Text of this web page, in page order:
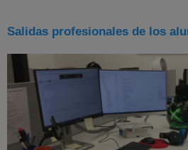
Salidas profesionales de los